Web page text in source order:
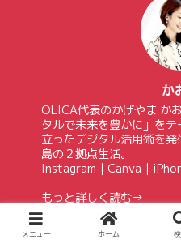
か
OLICA代表のかげやま か
タルで未来を豊かに」を
立ったデジタル活用術を
島の２拠点生活。
Instagram｜Canva｜
もっと詳しく読む→
お問い合わせ→
メニュー ホーム